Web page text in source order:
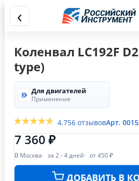
‹
Коленвал LC192F
type)
Для двигателей
Применение
4.756 отзывовАрт.
7 360 ₽
В Москва за 2 - 4 дней от 450 ₽
ДОБАВИТЬ В